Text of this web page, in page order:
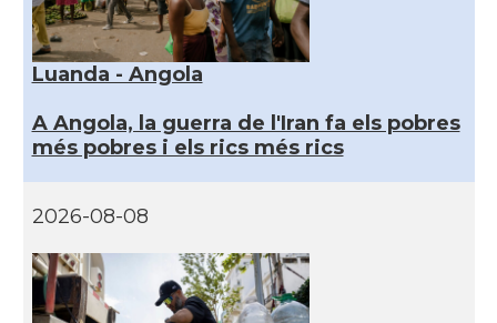
Luanda - Angola
A Angola, la guerra de l'Iran fa els pobres
més pobres i els rics més rics
2026-08-08